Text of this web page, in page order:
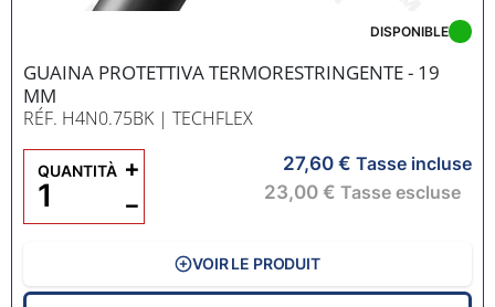
GUAINA PROTETTIVA TERMORESTRINGENTE - 19
MM
RÉF. H4N0.75BK | TECHFLEX
DISPONIBLE
27,60 € Tasse incluse
23,00 € Tasse escluse
QUANTITÀ
−
+
VOIR LE PRODUIT